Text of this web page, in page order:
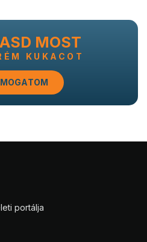
MOST
KUKACOT
portálja